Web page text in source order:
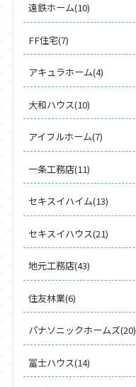
遠鉄ホーム(10)
FF住宅(7)
アキュラホーム(4)
大和ハウス(10)
アイフルホーム(7)
一条工務店(11)
セキスイハイム(13)
セキスイハウス(21)
地元工務店(43)
住友林業(6)
パナソニックホームズ(20)
冨士ハウス(14)